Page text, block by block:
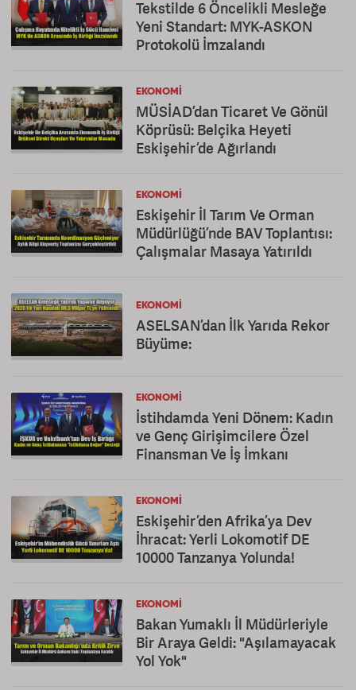
Tekstilde 6 Öncelikli Mesleğe
Yeni Standart: MYK-ASKON
Protokolü İmzalandı
EKONOMI
MÜSİAD’dan Ticaret Ve Gönül
Köprüsü: Belçika Heyeti
Eskişehir’de Ağırlandı
EKONOMI
Eskişehir İl Tarım Ve Orman
Müdürlüğü’nde BAV Toplantısı:
Çalışmalar Masaya Yatırıldı
EKONOMI
ASELSAN’dan İlk Yarıda Rekor
Büyüme:
EKONOMI
İstihdamda Yeni Dönem: Kadın
ve Genç Girişimcilere Özel
Finansman Ve İş İmkanı
EKONOMI
Eskişehir’den Afrika’ya Dev
İhracat: Yerli Lokomotif DE
10000 Tanzanya Yolunda!
EKONOMI
Bakan Yumaklı İl Müdürleriyle
Bir Araya Geldi: "Aşılamayacak
Yol Yok"